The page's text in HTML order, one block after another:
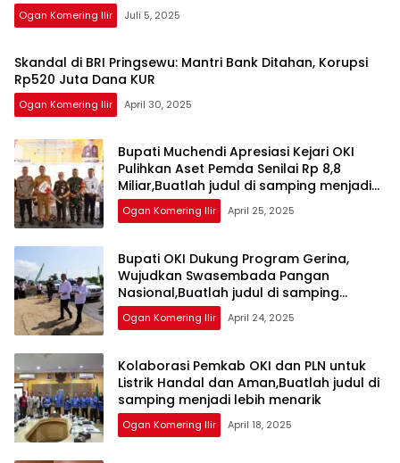
Ogan Komering Ilir Juli 5, 2025
Skandal di BRI Pringsewu: Mantri Bank Ditahan, Korupsi
Rp520 Juta Dana KUR
Ogan Komering Ilir April 30, 2025
Bupati Muchendi Apresiasi Kejari OKI
Pulihkan Aset Pemda Senilai Rp 8,8
Miliar,Buatlah judul di samping menjadi
lebih menarik
Ogan Komering Ilir April 25, 2025
Bupati OKI Dukung Program Gerina,
Wujudkan Swasembada Pangan
Nasional,Buatlah judul di samping
menjadi lebih menarik
Ogan Komering Ilir April 24, 2025
Kolaborasi Pemkab OKI dan PLN untuk
Listrik Handal dan Aman,Buatlah judul di
samping menjadi lebih menarik
Ogan Komering Ilir April 18, 2025